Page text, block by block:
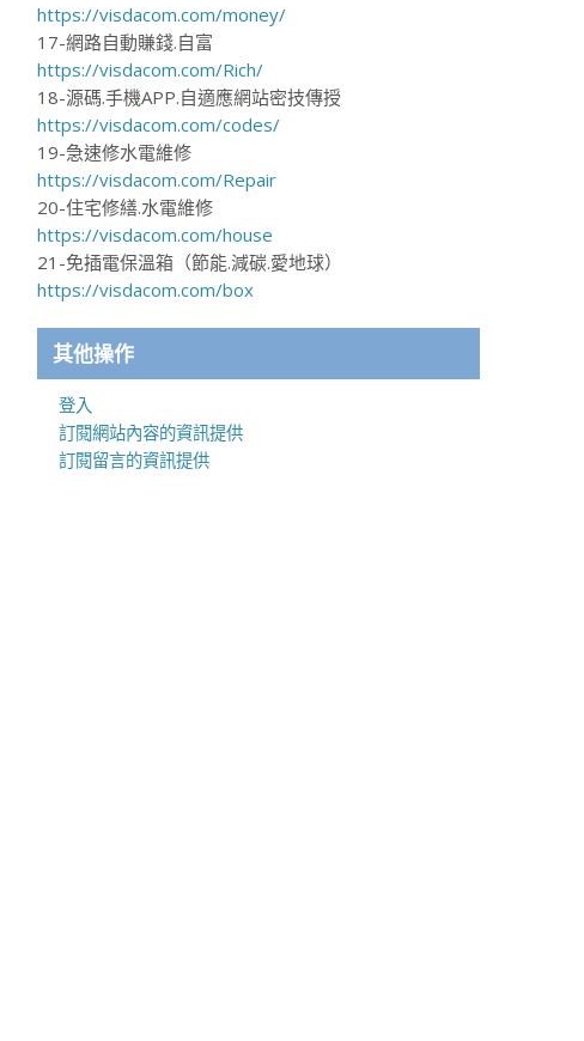
https://visdacom.com/money/
17-網路自動賺錢.自富
https://visdacom.com/Rich/
18-源碼.手機APP.自適應網站密技傳授
https://visdacom.com/codes/
19-急速修水電維修
https://visdacom.com/Repair
20-住宅修繕.水電維修
https://visdacom.com/house
21-免插電保溫箱（節能.減碳.愛地球）
https://visdacom.com/box
其他操作
登入
訂閱網站內容的資訊提供
訂閱留言的資訊提供